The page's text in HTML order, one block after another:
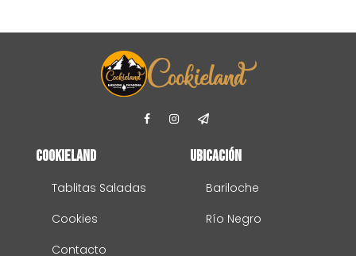
Cookieland
Tablitas Saladas
Cookies
Contacto
Ubicación
Bariloche
Río Negro